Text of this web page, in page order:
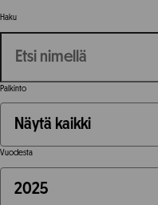
Haku
Palkinto
Vuodesta